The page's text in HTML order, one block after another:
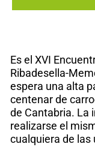
Es el XVI
Ribadesella-
espera una alta
centenar de
de Cantabria. La
realizarse el
cualquiera de